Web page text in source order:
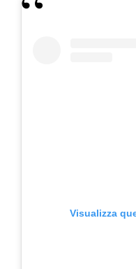
Visualizza